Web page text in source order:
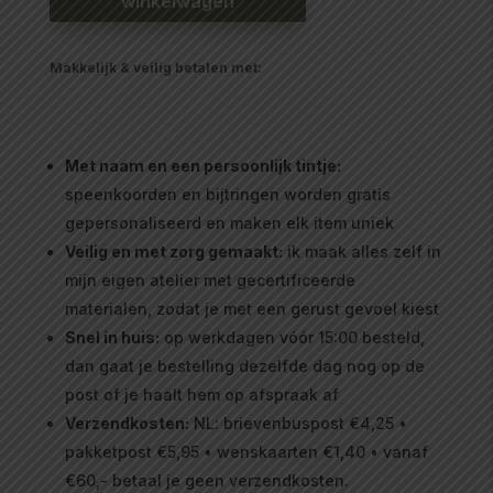
Makkelijk & veilig betalen met:
Met naam en een persoonlijk tintje:
speenkoorden en bijtringen worden gratis
gepersonaliseerd en maken elk item uniek
Veilig en met zorg gemaakt: ik maak alles zelf in
mijn eigen atelier met gecertificeerde
materialen, zodat je met een gerust gevoel kiest
Snel in huis: op werkdagen vóór 15:00 besteld,
dan gaat je bestelling dezelfde dag nog op de
post of je haalt hem op afspraak af
Verzendkosten: NL: brievenbuspost €4,25 •
pakketpost €5,95 • wenskaarten €1,40 • vanaf
€60,- betaal je geen verzendkosten.